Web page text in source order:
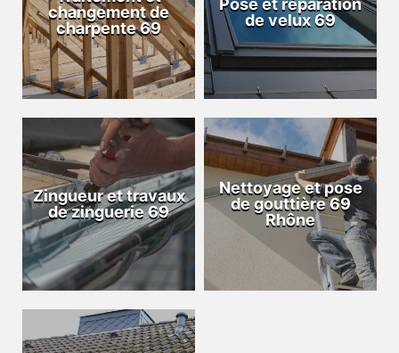
changement de
charpente 69
Pose et réparation
de velux 69
Zingueur et travaux
de zinguerie 69
Nettoyage et pose
de gouttière 69
Rhône